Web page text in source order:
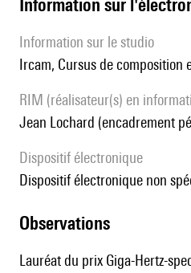
Information sur
Information sur le studio
Ircam, Cursus de composition
RIM (réalisateur(s) en
Jean Lochard (encadrement
Dispositif électronique
dispositif électronique non
observations
Lauréat du prix Giga-Hertz-